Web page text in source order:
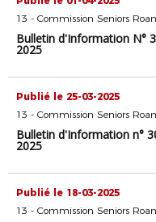
13 - Commission Seniors
Bulletin d'Information N°
2025
Publié le 25-03-2025
13 - Commission Seniors
Bulletin d'Information n°
2025
Publié le 18-03-2025
13 - Commission Seniors